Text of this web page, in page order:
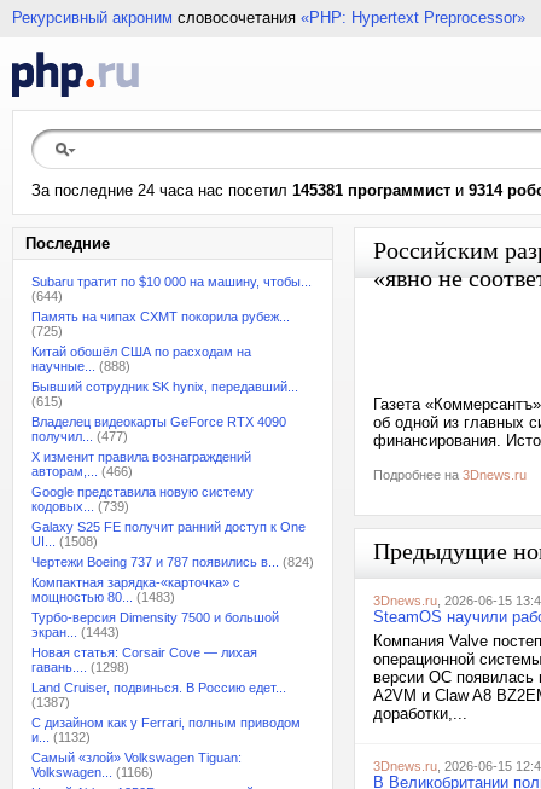
Рекурсивный акроним словосочетания «PHP: Hypertext Preprocessor»
За последние 24 часа нас посетил 145381 программист и 9314
Последние
Subaru тратит по $10 000 на машину, чтобы...
(644)
Память на чипах CXMT покорила рубеж...
(725)
Китай обошёл США по расходам на
научные...
(888)
Бывший сотрудник SK hynix, передавший...
(615)
Владелец видеокарты GeForce RTX 4090
получил...
(477)
X изменит правила вознаграждений
авторам,...
(466)
Google представила новую систему
кодовых...
(739)
Galaxy S25 FE получит ранний доступ к One
UI...
(1508)
Чертежи Boeing 737 и 787 появились в...
(824)
Компактная зарядка-«карточка» с
мощностью 80...
(1483)
Турбо-версия Dimensity 7500 и большой
экран...
(1443)
Новая статья: Corsair Cove — лихая
гавань....
(1298)
Land Cruiser, подвинься. В Россию едет...
(1387)
С дизайном как у Ferrari, полным приводом
и...
(1132)
Самый «злой» Volkswagen Tiguan:
Volkswagen...
(1166)
Российским
«явно не
Газета
об одной из главных
финансирования.
Подробнее на 3Dnews.ru
Предыдущие
3Dnews.ru , 2026-06-15
SteamOS научили
Компания Valve
операционной
версии ОС появилась
A2VM и Claw A8
доработки,...
3Dnews.ru , 2026-06-15
В Великобритании